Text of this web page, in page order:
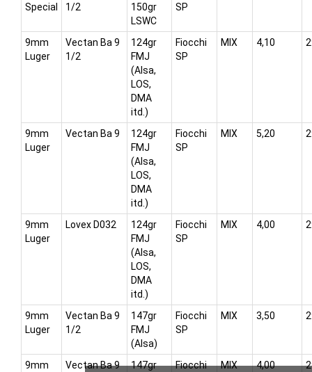
Special
1/2
150gr
LSWC
SP
9mm
Luger
Vectan Ba 9
1/2
124gr
FMJ
(Alsa,
LOS,
DMA
itd.)
Fiocchi
SP
MIX 4,10
9mm
Luger
Vectan Ba 9
124gr
FMJ
(Alsa,
LOS,
DMA
itd.)
Fiocchi
SP
MIX 5,20
9mm
Luger
Lovex D032
124gr
FMJ
(Alsa,
LOS,
DMA
itd.)
Fiocchi
SP
MIX 4,00
9mm
Luger
Vectan Ba 9
1/2
147gr
FMJ
(Alsa)
Fiocchi
SP
MIX 3,50
9mm
Vectan Ba 9
147gr
Fiocchi
MIX 4,00